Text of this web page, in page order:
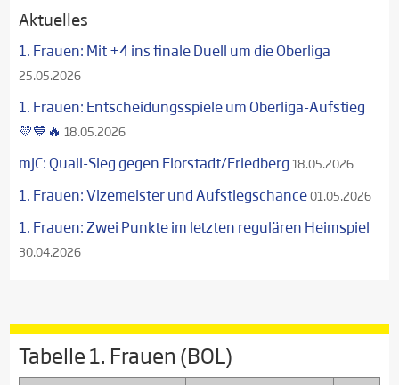
Aktuelles
1. Frauen: Mit +4 ins finale Duell um die Oberliga
25.05.2026
1. Frauen: Entscheidungsspiele um Oberliga-Aufstieg
💛💙🔥 18.05.2026
mJC: Quali-Sieg gegen Florstadt/Friedberg 18.05.2026
1. Frauen: Vizemeister und Aufstiegschance01.05.2026
1. Frauen: Zwei Punkte im letzten regulären Heimspiel
30.04.2026
Tabelle 1. Frauen (BOL)